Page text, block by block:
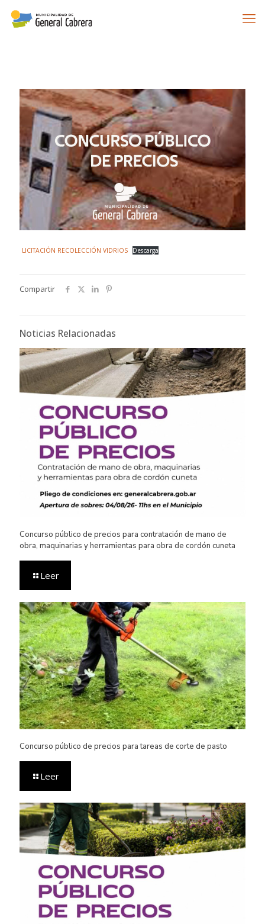
LICITACIÓN RECOLECCIÓN VIDRIOS Descarga
Compartir
Noticias Relacionadas
Concurso público de precios para contratación de mano de
obra, maquinarias y herramientas para obra de cordón cuneta
Leer
Concurso público de precios para tareas de corte de pasto
Leer